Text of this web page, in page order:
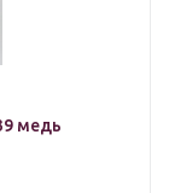
медь